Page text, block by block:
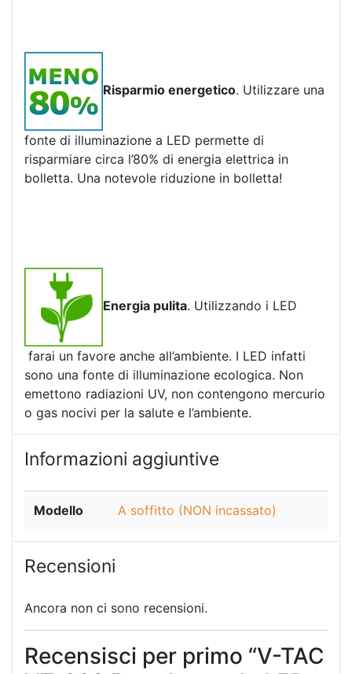
Risparmio energetico. Utilizzare una
fonte di illuminazione a LED permette di
risparmiare circa l’80% di energia elettrica in
bolletta. Una notevole riduzione in bolletta!
Energia pulita. Utilizzando i LED
farai un favore anche all’ambiente. I LED infatti
sono una fonte di illuminazione ecologica. Non
emettono radiazioni UV, non contengono mercurio
o gas nocivi per la salute e l’ambiente.
Informazioni aggiuntive
Modello A soffitto (NON incassato)
Recensioni
Ancora non ci sono recensioni.
Recensisci per primo “V-TAC